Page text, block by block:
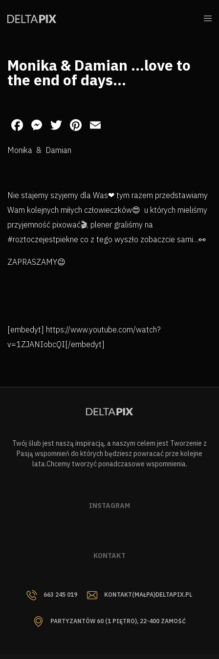
Monika & Damian …love to
the end of days…
Facebook
Messenger
TwitterPinterest
Monika & Damian
Nie stajemy szyjemy dla Was❤ tym razem przedstawiamy
Wam kolejnych miłych człowieczków😍 u których mieliśmy
przyjemność pixować🎬, plener graliśmy na
#roztoczejestpiekne co z tego wyszło zobaczcie sami…👀
ZAPRASZAMY😉
[embedyt] https://www.youtube.com/watch?
v=1ZJANIobcQI[/embedyt]
Twój ślub jest naszą inspiracją, a naszym celem jest Tworzenie z
Pasją wspomnień do których będziesz powracać prze kolejne
lata.Chcemy tworzyć ponadczasowe wspomnienia.
INSTAGRAM
KONTAKT
663 245 019 KONTAKT(MAŁPA)DELTAPIX.PL
PARTYZANTÓW 60 (1 PIĘTRO), 22-400 ZAMOŚĆ